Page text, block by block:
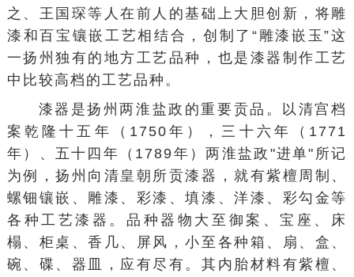
之、王国琛等人在前人的基础上大胆创新，将雕
漆和百宝镶嵌工艺相结合，创制了“雕漆嵌玉”这
一扬州独有的地方工艺品种，也是漆器制作工艺
中比较高档的工艺品种。
漆器是扬州两淮盐政的重要贡品。以清宫档
案乾隆十五年（1750年），三十六年（1771
年）、五十四年（1789年）两淮盐政"进单"所记
为例，扬州向清皇朝所贡漆器，就有紫檀周制、
螺钿镶嵌、雕漆、彩漆、填漆、洋漆、彩勾金等
各种工艺漆器。品种器物大至御案、宝座、床
榻、柜桌、香几、屏风，小至各种箱、扇、盒、
碗、碟、器皿，应有尽有。其内胎材料有紫檀、